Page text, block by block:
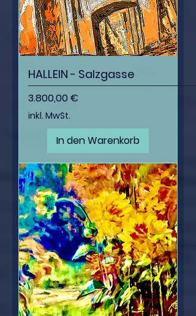
HALLEIN - Salzgasse
Preis
3.800,00 €
inkl. MwSt.
In den Warenkorb